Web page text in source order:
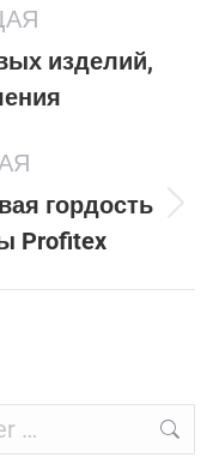
изделий,
гордость
Profitex